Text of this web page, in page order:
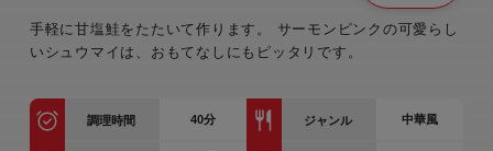
手軽に甘塩鮭をたたいて作ります。 サーモンピンクの可愛らし
いシュウマイは、おもてなしにもピッタリです。
調理時間 40分 ジャンル 中華風